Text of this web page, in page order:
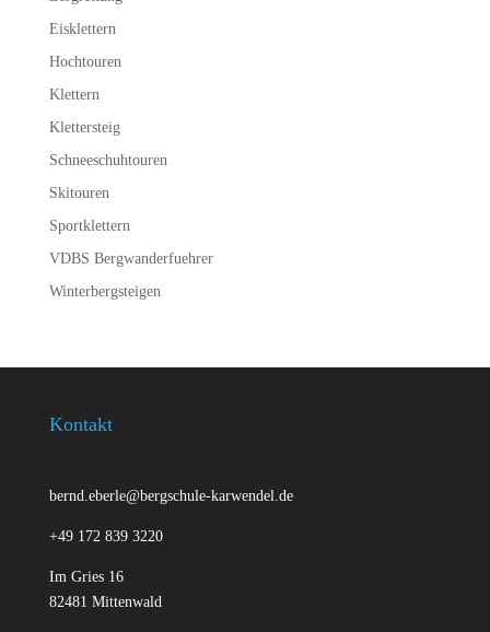
Eisklettern
Hochtouren
Klettern
Klettersteig
Schneeschuhtouren
Skitouren
Sportklettern
VDBS Bergwanderfuehrer
Winterbergsteigen
Kontakt
bernd.eberle@bergschule-karwendel.de
+49 172 839 3220
Im Gries 16
82481 Mittenwald